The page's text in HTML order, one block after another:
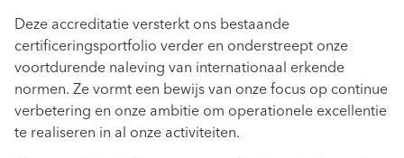
Deze accreditatie versterkt ons bestaande
certificeringsportfolio verder en onderstreept onze
voortdurende naleving van internationaal erkende
normen. Ze vormt een bewijs van onze focus op continue
verbetering en onze ambitie om operationele excellentie
te realiseren in al onze activiteiten.